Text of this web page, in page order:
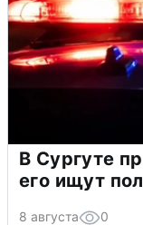
В Сургуте
его ищут
8 августа 0